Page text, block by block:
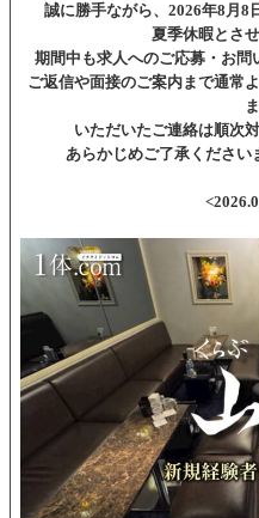
誠に勝手ながら、2026年8月8
夏季休暇とさ
期間中も求人へのご応募・お問
ご返信や面接のご案内まで通常
いただいたご連絡は順次
あらかじめご了承ください